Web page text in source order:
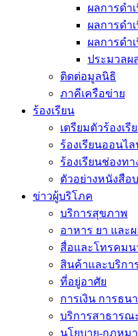
ผลการดำ
ผลการดำ
ผลการดำ
ประมวลผ
ติดต่อมูลนิธิ
ภาคีเครือข่าย
ร้องเรียน
เตรียมตัวร้องเรี
ร้องเรียนออนไ
ร้องเรียนช่องทา
ตัวอย่างหนังสือ
ข่าวผู้บริโภค
บริการสุขภาพ
อาหาร ยา แล
สื่อและโทรคมน
สินค้าและบริกา
ที่อยู่อาศัย
การเงิน การธน
บริการสาธารณ
นโยบาย-กฎหม